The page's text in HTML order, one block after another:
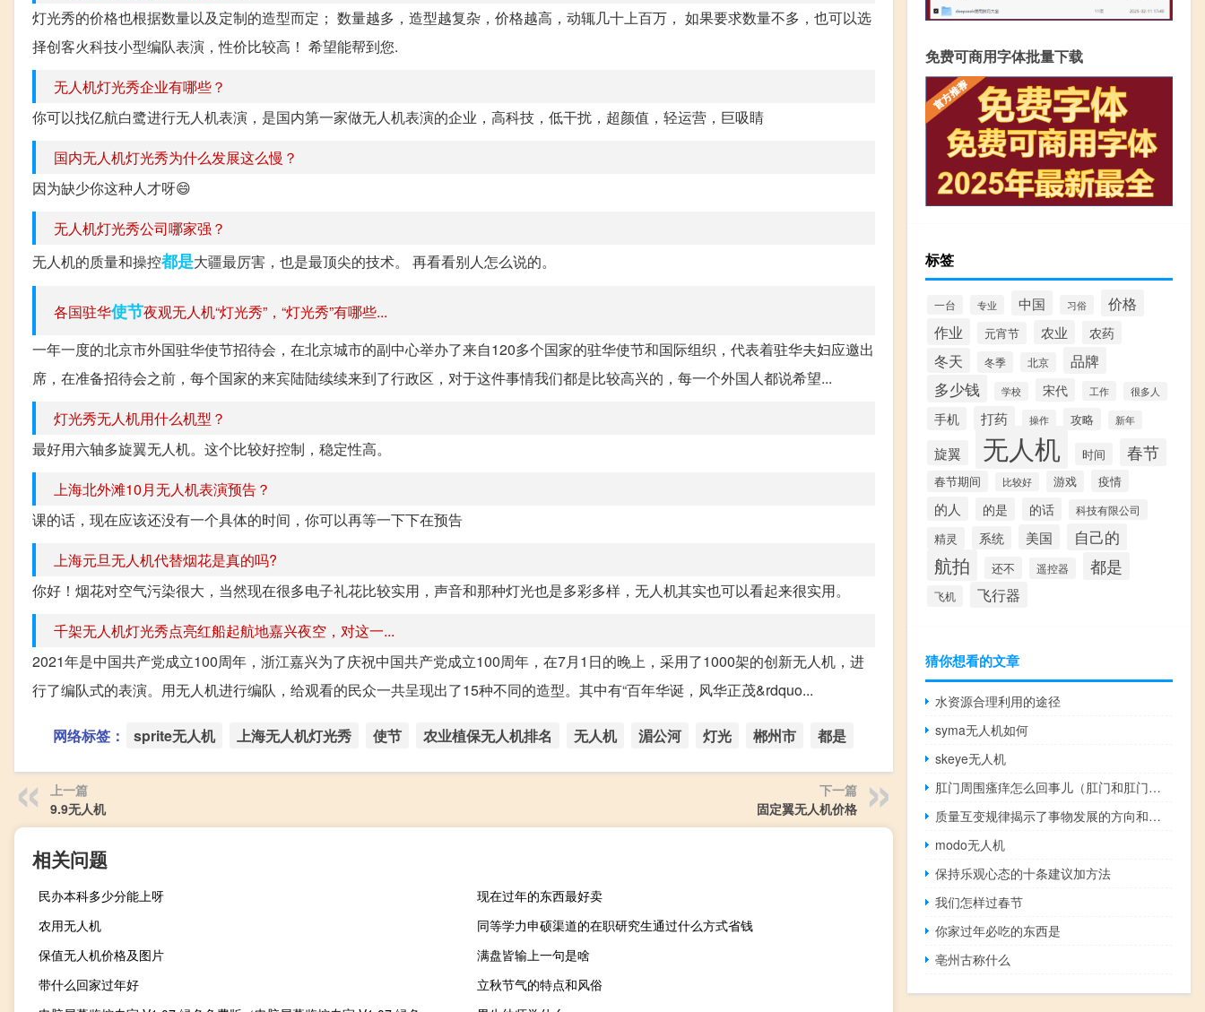
灯光秀的价格也根据数量以及定制的造型而定； 数量越多，造型越复杂，价格越高，动辄几十上百万， 如果要求数量不多，也可以选
择创客火科技小型编队表演，性价比较高！ 希望能帮到您.
无人机灯光秀企业有哪些？
你可以找亿航白鹭进行无人机表演，是国内第一家做无人机表演的企业，高科技，低干扰，超颜值，轻运营，巨吸睛
国内无人机灯光秀为什么发展这么慢？
因为缺少你这种人才呀😄
无人机灯光秀公司哪家强？
无人机的质量和操控都是大疆最厉害，也是最顶尖的技术。 再看看别人怎么说的。
各国驻华使节夜观无人机“灯光秀”，“灯光秀”有哪些...
一年一度的北京市外国驻华使节招待会，在北京城市的副中心举办了来自120多个国家的驻华使节和国际组织，代表着驻华夫妇应邀出
席，在准备招待会之前，每个国家的来宾陆陆续续来到了行政区，对于这件事情我们都是比较高兴的，每一个外国人都说希望...
灯光秀无人机用什么机型？
最好用六轴多旋翼无人机。这个比较好控制，稳定性高。
上海北外滩10月无人机表演预告？
课的话，现在应该还没有一个具体的时间，你可以再等一下下在预告
上海元旦无人机代替烟花是真的吗?
你好！烟花对空气污染很大，当然现在很多电子礼花比较实用，声音和那种灯光也是多彩多样，无人机其实也可以看起来很实用。
千架无人机灯光秀点亮红船起航地嘉兴夜空，对这一...
2021年是中国共产党成立100周年，浙江嘉兴为了庆祝中国共产党成立100周年，在7月1日的晚上，采用了1000架的创新无人机，进
行了编队式的表演。用无人机进行编队，给观看的民众一共呈现出了15种不同的造型。其中有“百年华诞，风华正茂&rdquo...
网络标签： sprite无人机 上海无人机灯光秀 使节 农业植保无人机排名 无人机 湄公河 灯光 郴州市 都是
上一篇
9.9无人机
下一篇
固定翼无人机价格
相关问题
民办本科多少分能上呀
现在过年的东西最好卖
农用无人机
同等学力申硕渠道的在职研究生通过什么方式省钱
保值无人机价格及图片
满盘皆输上一句是啥
带什么回家过年好
立秋节气的特点和风俗
免费可商用字体批量下载
标签
一台 专业 中国 习俗
价格
作业
元宵节 农业 农药
冬天 冬季 北京 品牌
多少钱 学校 宋代 工作 很多人
手机 打药 操作 攻略 新年
旋翼 无人机 时间 春节
春节期间 比较好 游戏 疫情
的人 的是 的话 科技有限公司
精灵 系统 美国 自己的
航拍 还不 遥控器 都是
飞机 飞行器
猜你想看的文章
水资源合理利用的途径
syma无人机如何
skeye无人机
肛门周围瘙痒怎么回事儿（肛门和肛门周围瘙痒怎么回事）
质量互变规律揭示了事物发展的方向和道路（质量互变规律揭示了事物发展的）
modo无人机
保持乐观心态的十条建议加方法
我们怎样过春节
你家过年必吃的东西是
亳州古称什么